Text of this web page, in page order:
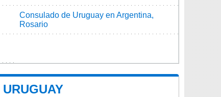
Consulado de Uruguay en Argentina,
Rosario